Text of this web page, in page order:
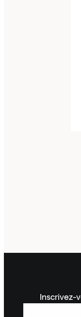
Inscrivez-
Inscrivez-